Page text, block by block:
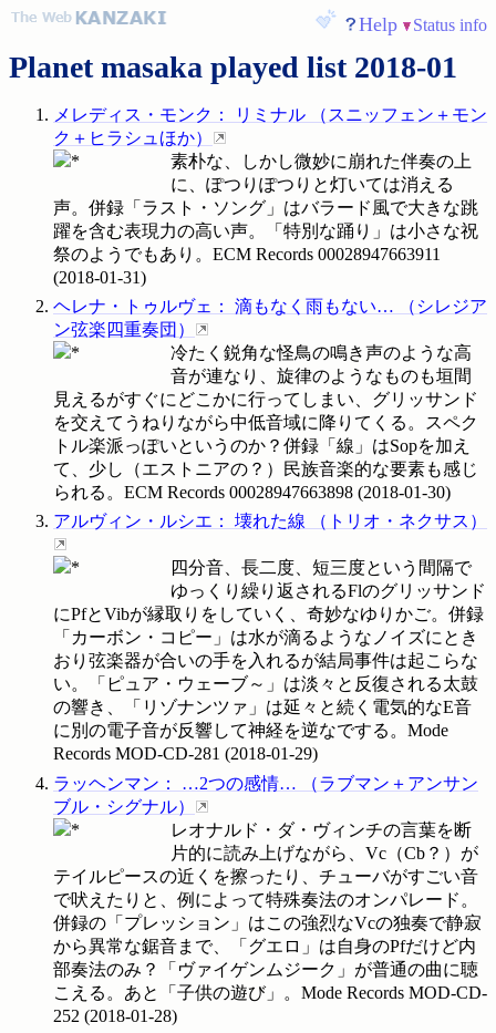
Help Status info
Planet masaka played list 2018-01
メレディス・モンク ： リミナル （ スニッフェン＋モン
ク＋ヒラシュほか）
素朴な、しかし微妙に崩れた伴奏の上
に、ぽつりぽつりと灯いては消える
声。併録「ラスト・ソング」はバラード風で大きな跳
躍を含む表現力の高い声。「特別な踊り」は小さな祝
祭のようでもあり。ECM Records 00028947663911
(2018-01-31)
ヘレナ・トゥルヴェ ： 滴もなく雨もない… （ シレジア
ン弦楽四重奏団 ）
冷たく鋭角な怪鳥の鳴き声のような高
音が連なり、旋律のようなものも垣間
見えるがすぐにどこかに行ってしまい、グリッサンド
を交えてうねりながら中低音域に降りてくる。スペク
トル楽派っぽいというのか？併録「線」はSopを加え
て、少し（エストニアの？）民族音楽的な要素も感じ
られる。ECM Records 00028947663898 (2018-01-30)
アルヴィン・ルシエ ： 壊れた線 （ トリオ・ネクサス ）
四分音、長二度、短三度という間隔で
ゆっくり繰り返されるFlのグリッサンド
にPfとVibが縁取りをしていく、奇妙なゆりかご。併録
「カーボン・コピー」は水が滴るようなノイズにとき
おり弦楽器が合いの手を入れるが結局事件は起こらな
い。「ピュア・ウェーブ～」は淡々と反復される太鼓
の響き、「リゾナンツァ」は延々と続く電気的なE音
に別の電子音が反響して神経を逆なでする。Mode
Records MOD-CD-281 (2018-01-29)
ラッヘンマン ： …2つの感情… （ラブマン＋アンサン
ブル・シグナル）
レオナルド・ダ・ヴィンチの言葉を断
片的に読み上げながら、Vc（Cb？）が
テイルピースの近くを擦ったり、チューバがすごい音
で吠えたりと、例によって特殊奏法のオンパレード。
併録の「プレッション」はこの強烈なVcの独奏で静寂
から異常な鋸音まで、「グエロ」は自身のPfだけど内
部奏法のみ？「ヴァイゲンムジーク」が普通の曲に聴
こえる。あと「子供の遊び」。Mode Records MOD-CD-
252 (2018-01-28)